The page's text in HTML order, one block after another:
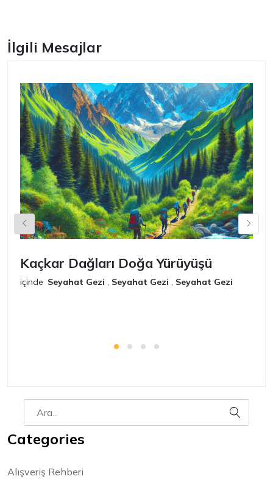
İlgili Mesajlar
Kaçkar Dağları Doğa Yürüyüşü
içinde Seyahat Gezi , Seyahat Gezi , Seyahat Gezi
Categories
Alışveriş Rehberi